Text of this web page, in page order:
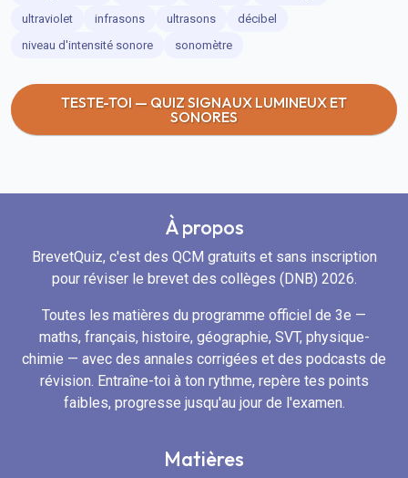
ultraviolet
infrasons ultrasons
décibel
niveau d'intensité sonore
sonomètre
TESTE-TOI — QUIZ SIGNAUX LUMINEUX ET
SONORES
À propos
BrevetQuiz, c'est des QCM gratuits et sans inscription
pour réviser le brevet des collèges (DNB) 2026.
Toutes les matières du programme officiel de 3e —
maths, français, histoire, géographie, SVT, physique-
chimie — avec des annales corrigées et des podcasts de
révision. Entraîne-toi à ton rythme, repère tes points
faibles, progresse jusqu'au jour de l'examen.
Matières